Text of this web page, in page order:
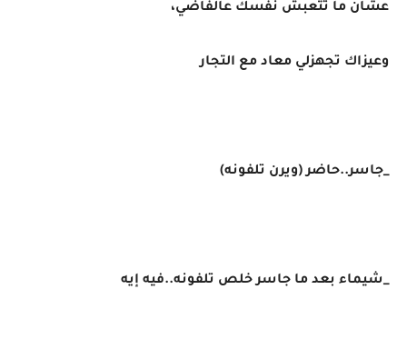
عشان ما تتعبش نفسك عالفاضي،
وعيزاك تجهزلي معاد مع التجار
_جاسر..حاضر (ويرن تلفونه)
_شيماء بعد ما جاسر خلص تلفونه..فيه إيه